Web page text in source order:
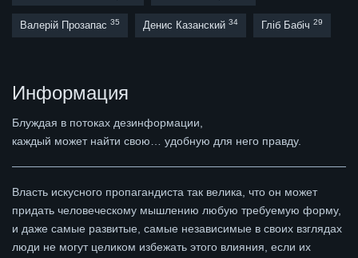
Валерій Прозапас 35 Денис Казанский 34 Гліб Бабіч 29
Информация
Блуждая в потоках дезинформации,
каждый может найти свою… удобную для него правду.
Власть искусного пропагандиста так велика, что он может
придать человеческому мышлению любую требуемую форму,
и даже самые развитые, самые независимые в своих взглядах
люди не могут целиком избежать этого влияния, если их